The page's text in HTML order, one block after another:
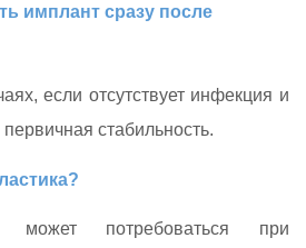
имплант сразу после
если отсутствует инфекция и
стабильность.
может потребоваться при